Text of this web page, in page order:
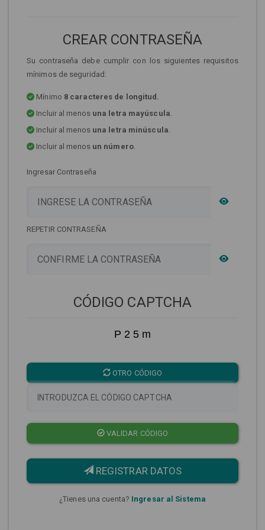
CREAR CONTRASEÑA
Su contraseña debe cumplir con los siguientes requisitos
mínimos de seguridad:
Mínimo 8 caracteres de longitud.
Incluir al menos una letra mayúscula.
Incluir al menos una letra minúscula.
Incluir al menos un número.
Ingresar Contraseña
REPETIR CONTRASEÑA
CÓDIGO CAPTCHA
P 2 5 m
OTRO CÓDIGO
VALIDAR CÓDIGO
REGISTRAR DATOS
¿Tienes una cuenta? Ingresar al Sistema